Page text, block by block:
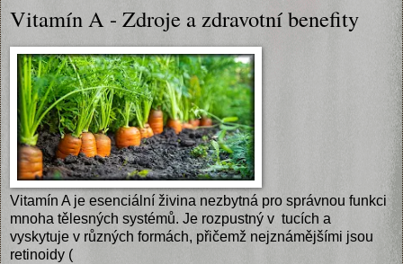
Vitamín A - Zdroje a zdravotní benefity
Vitamín A je esenciální živina nezbytná pro správnou funkci
mnoha tělesných systémů. Je rozpustný v tucích a
vyskytuje v různých formách, přičemž nejznámějšími jsou
retinoidy (